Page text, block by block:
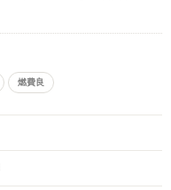
燃費良